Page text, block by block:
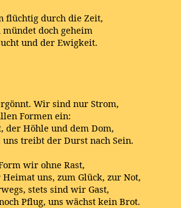
flüchtig durch die Zeit,
doch geheim
und der Ewigkeit.
Wir sind nur Strom,
Formen ein:
der Höhle und dem Dom,
treibt der Durst nach Sein.
wir ohne Rast,
uns, zum Glück, zur Not,
stets sind wir Gast,
Pflug, uns wächst kein Brot.